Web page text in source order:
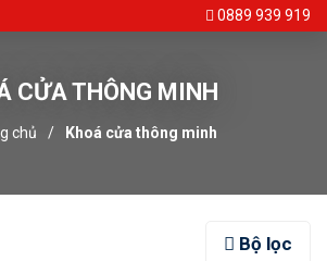
0889 939 919
CỬA THÔNG MINH
chủ Khoá cửa thông minh
Bộ lọc